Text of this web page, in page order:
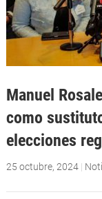
Manuel
como
elecciones
25 octubre, 2024|